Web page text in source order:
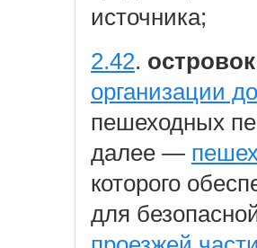
источника;
2.42.
организации
пешеходных
далее —
которого
для